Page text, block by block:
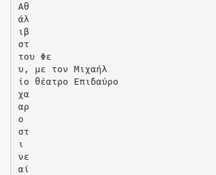
Αθ
άλ
ιβ
στ
του Φε
υ, με τον Μιχαήλ
ίο θέατρο Επιδαύρο
χα
αρ
ο
στ
ι
νε
αί